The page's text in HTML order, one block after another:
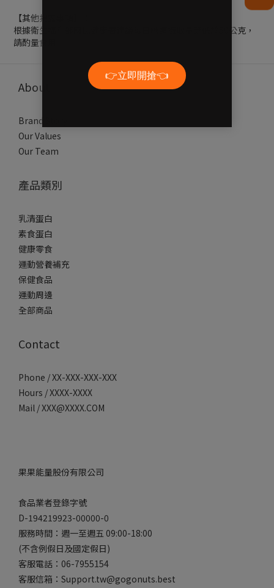
【其他揭露事項】：
根據衛生福利部國民健康署建議每日糖類攝取量應低於50公克，
請酌量食用
About
Brand Story
Our Values
Our Team
產品類別
乳清蛋白
素食蛋白
健康零食
運動營養補充
保健食品
運動周邊
全部商品
Contact
Phone / XX-XXX-XXX-XXX
Hours / XXXX-XXXX
Mail / XXX@XXXX.COM
果果能量股份有限公司
食品業者登錄字號
D-194219923-00000-0
服務時間：週一至週五 09:00-18:00
(不含例假日及國定假日)
客服電話：06-7955154
客服信箱：Support.tw@gogonuts.best